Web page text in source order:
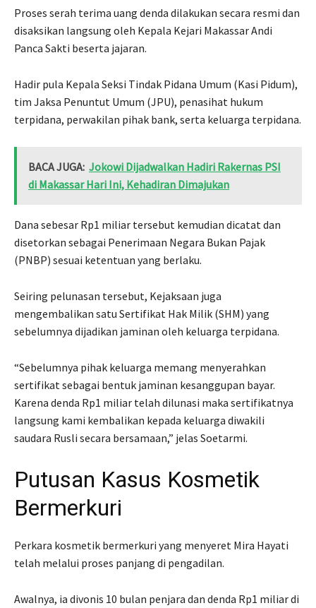
Proses serah terima uang denda dilakukan secara resmi dan
disaksikan langsung oleh Kepala Kejari Makassar Andi
Panca Sakti beserta jajaran.
Hadir pula Kepala Seksi Tindak Pidana Umum (Kasi Pidum),
tim Jaksa Penuntut Umum (JPU), penasihat hukum
terpidana, perwakilan pihak bank, serta keluarga terpidana.
BACA JUGA: Jokowi Dijadwalkan Hadiri Rakernas PSI
di Makassar Hari Ini, Kehadiran Dimajukan
Dana sebesar Rp1 miliar tersebut kemudian dicatat dan
disetorkan sebagai Penerimaan Negara Bukan Pajak
(PNBP) sesuai ketentuan yang berlaku.
Seiring pelunasan tersebut, Kejaksaan juga
mengembalikan satu Sertifikat Hak Milik (SHM) yang
sebelumnya dijadikan jaminan oleh keluarga terpidana.
“Sebelumnya pihak keluarga memang menyerahkan
sertifikat sebagai bentuk jaminan kesanggupan bayar.
Karena denda Rp1 miliar telah dilunasi maka sertifikatnya
langsung kami kembalikan kepada keluarga diwakili
saudara Rusli secara bersamaan,” jelas Soetarmi.
Putusan Kasus Kosmetik
Bermerkuri
Perkara kosmetik bermerkuri yang menyeret Mira Hayati
telah melalui proses panjang di pengadilan.
Awalnya, ia divonis 10 bulan penjara dan denda Rp1 miliar di